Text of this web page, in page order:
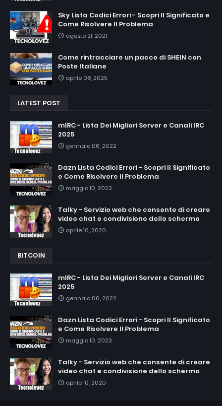
Sky Lista Codici Errori - Scopri Il Significato e
Come Risolvere Il Problema
agosto 21, 2021
Come rintracciare un pacco di SHEIN con
Poste Italiane
aprile 08, 2025
LATEST POST
mIRC - Lista Dei Migliori Server e Canali IRC
2025
gennaio 06, 2022
Dazn Lista Codici Errori - Scopri Il Significato
e Come Risolvere Il Problema
maggio 10, 2023
Talky - Servizio web che consente di creare
video chat e condivisione dello schermo
aprile 10, 2020
BITCOIN
mIRC - Lista Dei Migliori Server e Canali IRC
2025
gennaio 06, 2022
Dazn Lista Codici Errori - Scopri Il Significato
e Come Risolvere Il Problema
maggio 10, 2023
Talky - Servizio web che consente di creare
video chat e condivisione dello schermo
aprile 10, 2020